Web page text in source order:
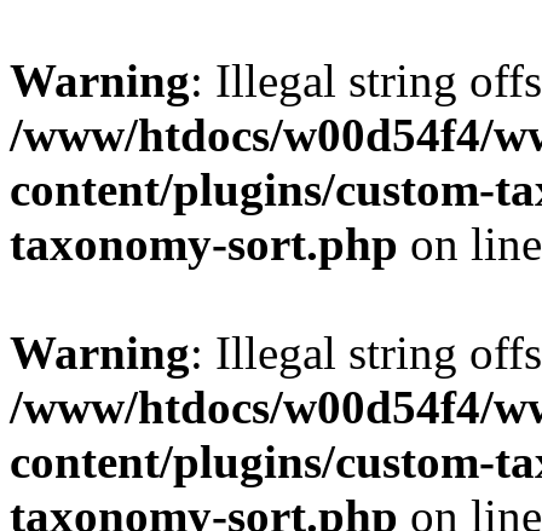
Warning: Illegal string
/www/htdocs/w00d54f4/
content/plugins/custom-
taxonomy-sort.php on
Warning: Illegal string
/www/htdocs/w00d54f4/
content/plugins/custom-
taxonomy-sort.php on